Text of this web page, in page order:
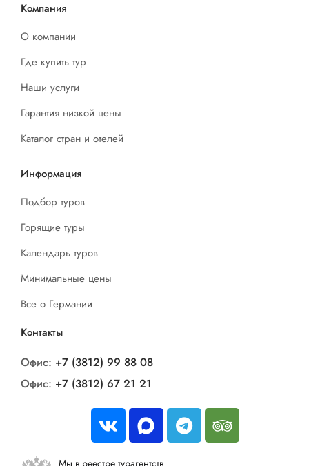
Компания
О компании
Где купить тур
Наши услуги
Гарантия низкой цены
Каталог стран и отелей
Информация
Подбор туров
Горящие туры
Календарь туров
Минимальные цены
Все о Германии
Контакты
Офис: +7 (3812) 99 88 08
Офис: +7 (3812) 67 21 21